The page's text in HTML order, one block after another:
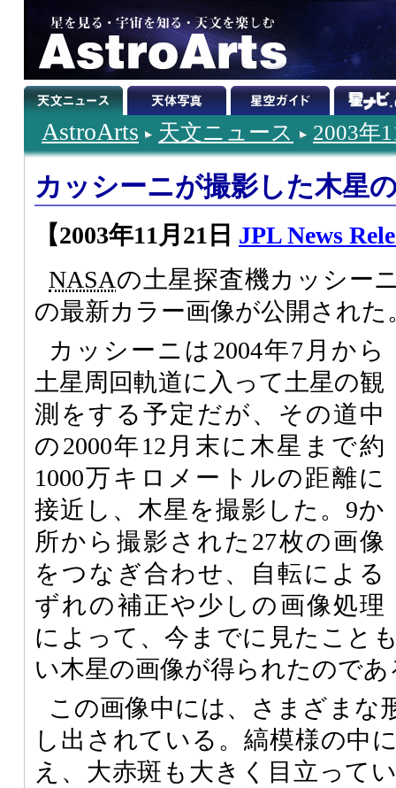
AstroArts 天文ニュース 2003年
カッシーニが撮影した木星
【2003年11月21日 JPL News
NASAの土星探査機カッシー
の最新カラー画像が公開された
カッシーニは2004年7月から
土星周回軌道に入って土星の観
測をする予定だが、その道中
の2000年12月末に木星まで約
1000万キロメートルの距離に
接近し、木星を撮影した。9か
所から撮影された27枚の画像
をつなぎ合わせ、自転による
ずれの補正や少しの画像処理
によって、今までに見たこと
い木星の画像が得られたのであ
この画像中には、さまざまな
し出されている。縞模様の中
え、大赤斑も大きく目立って